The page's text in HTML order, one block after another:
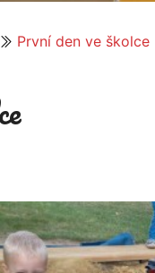
První den ve školce